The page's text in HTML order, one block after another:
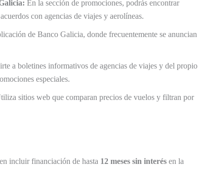
En la sección de promociones, podrás encontrar
con agencias de viajes y aerolíneas.
de Banco Galicia, donde frecuentemente se anuncian
a boletines informativos de agencias de viajes y del propio
especiales.
sitios web que comparan precios de vuelos y filtran por
incluir financiación de hasta 12 meses sin interés en la